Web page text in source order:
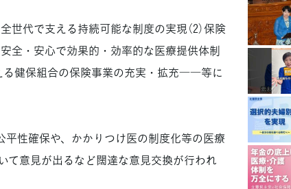
代で支える持続可能な制度の実現（2）保険
全・安心で効果的・効率的な医療提供体制
る健保組合の保険事業の充実・拡充――等に
性確保や、かかりつけ医の制度化等の医療
て意見が出るなど闊達な意見交換が行われ